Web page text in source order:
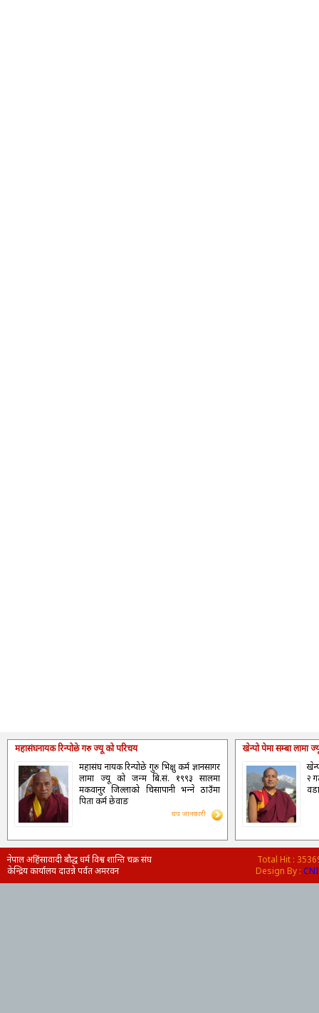
महासंघनायक रिन्पोछे गरु ज्यू को परिचय
महासंघ नायक रिन्पोछे गुरु भिक्षु कर्म ज्ञानसागर
लामा ज्यू को जन्म बि.सं. १९९३ सालमा
मकवानुर जिल्लाको चिसापानी भन्‍ने ठाउँमा
पिता कर्म छेवाङ
थप जानकारी
खेन्पो पेमा सम्बा लामा
२
नेपाल अहिंसावादी बौद्ध धर्म विश्व शान्ति चक्र संघ
केन्द्रिय कार्यालय दाउन्ने पर्वत अमरवन
Total Hit :
Design By :